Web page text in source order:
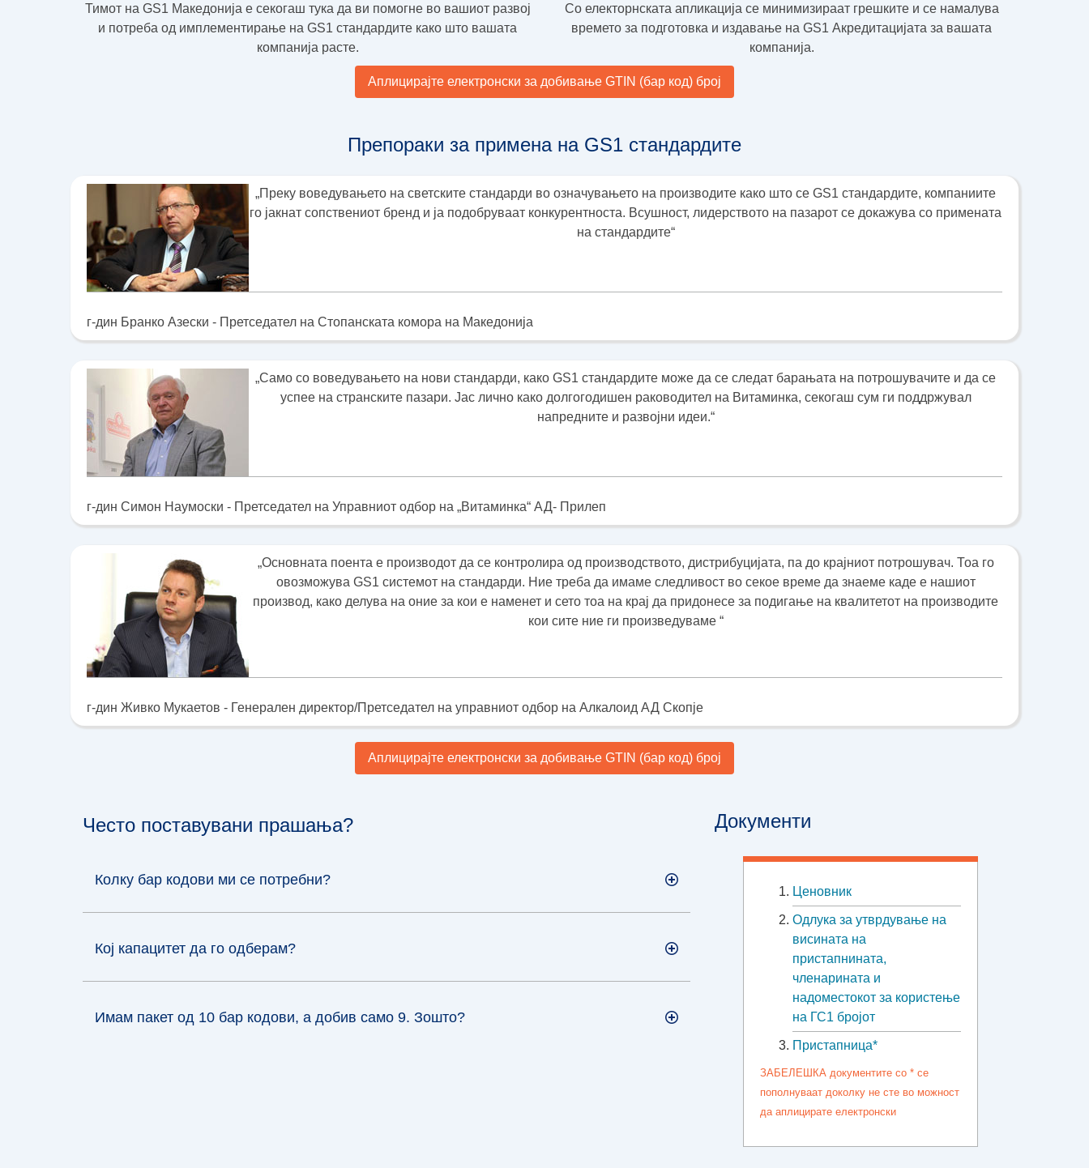
Тимот на GS1 Македонија е секогаш тука да ви помогне во вашиот развој
и потреба од имплементирање на GS1 стандардите како што вашата
компанија расте.
Со електорнската апликација се минимизираат грешките и се намалува
времето за подготовка и издавање на GS1 Акредитацијата за вашата
компанија.
Аплицирајте електронски за добивање GTIN (бар код) број
Препораки за примена на GS1 стандардите
„Преку воведувањето на светските стандарди во означувањето на производите како што се GS1 стандардите, компаниите
го јакнат сопствениот бренд и ја подобруваат конкурентноста. Всушност, лидерството на пазарот се докажува со примената
на стандардите“
г-дин Бранко Азески - Претседател на Стопанската комора на Македонија
„Само со воведувањето на нови стандарди, како GS1 стандардите може да се следат барањата на потрошувачите и да се
успее на странските пазари. Јас лично како долгогодишен раководител на Витаминка, секогаш сум ги поддржувал
напредните и развојни идеи.“
г-дин Симон Наумоски - Претседател на Управниот одбор на „Витаминка“ АД- Прилеп
„Основната поента е производот да се контролира од производството, дистрибуцијата, па до крајниот потрошувач. Тоа го
овозможува GS1 системот на стандарди. Ние треба да имаме следливост во секое време да знаеме каде е нашиот
производ, како делува на оние за кои е наменет и сето тоа на крај да придонесе за подигање на квалитетот на производите
кои сите ние ги произведуваме “
г-дин Живко Мукаетов - Генерален директор/Претседател на управниот одбор на Алкалоид АД Скопје
Аплицирајте електронски за добивање GTIN (бар код) број
Често поставувани прашања?
Колку бар кодови ми се потребни?
Кој капацитет да го одберам?
Имам пакет од 10 бар кодови, а добив само 9. Зошто?
Документи
Ценовник
Oдлука за утврдување на
висината на
пристапнината,
членарината и
надоместокот за користење
на ГС1 бројот
Пристапница*
ЗАБЕЛЕШКА документите со * се
пополнуваат доколку не сте во можност
да аплицирате електронски